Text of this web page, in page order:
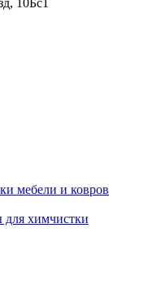
10Бс1
мебели и ковров
для химчистки